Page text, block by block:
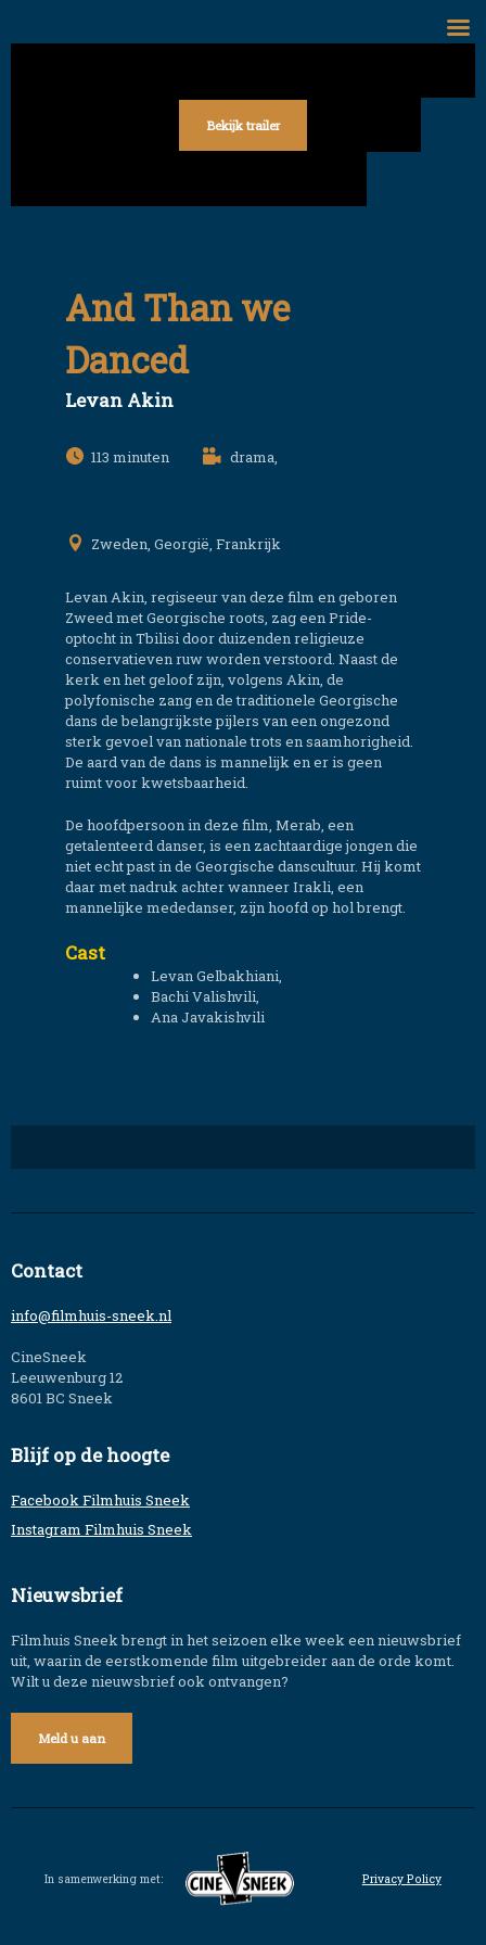
Bekijk trailer
And Than we
Danced
Levan Akin
113 drama,
Zweden, Georgië, Frankrijk
Levan Akin, regiseeur van deze film en geboren
Zweed met Georgische roots, zag een Pride-
optocht in Tbilisi door duizenden religieuze
conservatieven ruw worden verstoord. Naast de
kerk en het geloof zijn, volgens Akin, de
polyfonische zang en de traditionele Georgische
dans de belangrijkste pijlers van een ongezond
sterk gevoel van nationale trots en saamhorigheid.
De aard van de dans is mannelijk en er is geen
ruimt voor kwetsbaarheid.
De hoofdpersoon in deze film, Merab, een
getalenteerd danser, is een zachtaardige jongen die
niet echt past in de Georgische danscultuur. Hij komt
daar met nadruk achter wanneer Irakli, een
mannelijke mededanser, zijn hoofd op hol brengt.
Cast
Levan Gelbakhiani,
Bachi Valishvili,
Ana Javakishvili
Contact
info@filmhuis-sneek.nl
CineSneek
Leeuwenburg 12
8601 BC Sneek
Blijf op de hoogte
Facebook Filmhuis Sneek
Instagram Filmhuis Sneek
Nieuwsbrief
Filmhuis Sneek brengt in het seizoen elke week een nieuwsbrief
uit, waarin de eerstkomende film uitgebreider aan de orde komt.
Wilt u deze nieuwsbrief ook ontvangen?
Meld u aan
In samenwerking met: Privacy Policy